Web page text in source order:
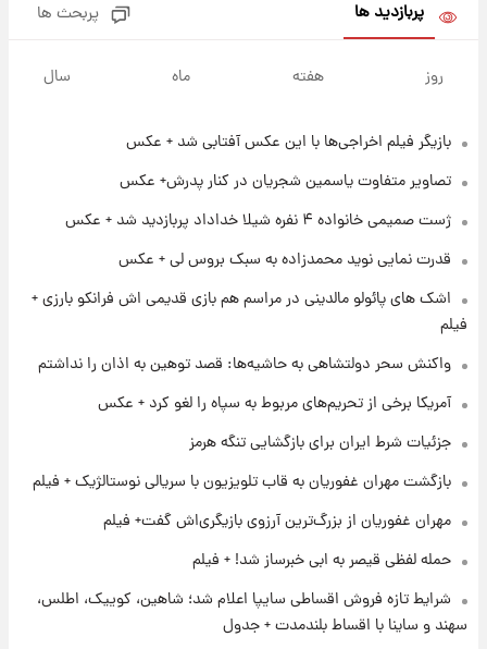
۱۶ ساعت پیش
+ جدول
آغاز طرح جدید فروش مشارکت در تولید سایپا؛
سود مشارکت چند درصد است؟
۱ روز پیش
زمان پخش «مرد سه هزار چهره» مشخص شد
کار استقلال و رامین رضاییان رسما تمام شد +
عکس / خداحافظی صمیمانه آبی ها با رامین!
پربازدید ها پربحث ها
روز هفته ماه سال
بازیگر فیلم اخراجی‌ها با این عکس آفتابی شد + عکس
تصاویر متفاوت یاسمین شجریان در کنار پدرش+ عکس
ژست صمیمی خانواده ۴ نفره شیلا خداداد پربازدید شد + عکس
قدرت نمایی نوید محمدزاده به سبک بروس لی + عکس
اشک های پائولو مالدینی در مراسم هم بازی قدیمی اش فرانکو بارزی +
فیلم
واکنش سحر دولتشاهی به حاشیه‌ها: قصد توهین به اذان را نداشتم
آمریکا برخی از تحریم‌های مربوط به سپاه را لغو کرد + عکس
جزئیات شرط ایران برای بازگشایی تنگه هرمز
بازگشت مهران غفوریان به قاب تلویزیون با سریالی نوستالژیک + فیلم
مهران غفوریان از بزرگ‌ترین آرزوی بازیگری‌اش گفت+ فیلم
حمله لفظی قیصر به ابی خبرساز شد! + فیلم
شرایط تازه فروش اقساطی سایپا اعلام شد؛ شاهین، کوییک، اطلس،
سهند و ساینا با اقساط بلندمدت + جدول